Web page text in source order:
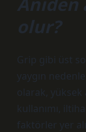
olur?
Grip gibi üst
yaygın
olarak, yüksek
kullanımı,
faktörler yer